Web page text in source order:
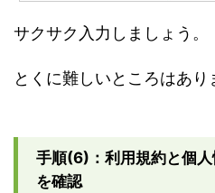
サクサク入力しましょう。
とくに難しいところはあり
手順(6)：利用規約と個
を確認